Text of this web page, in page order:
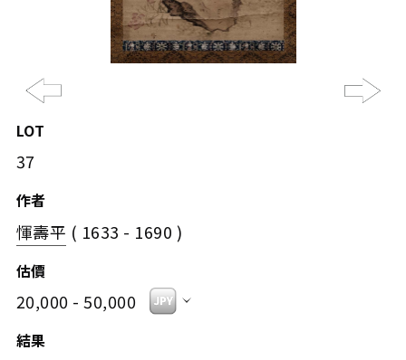
LOT
37
作者
惲壽平 ( 1633 - 1690 )
估價
20,000 - 50,000
結果
Previous